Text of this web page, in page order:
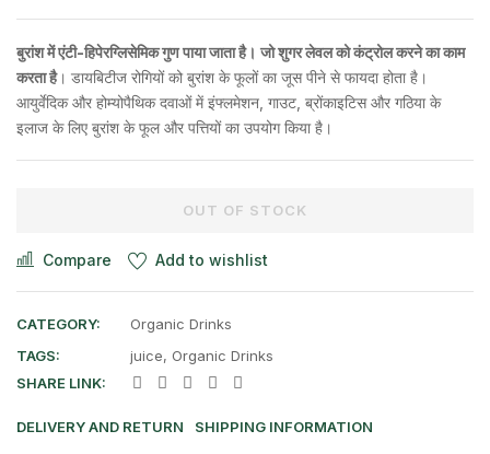
बुरांश में एंटी-हिपेरग्लिसेमिक गुण पाया जाता है। जो शुगर लेवल को कंट्रोल करने का काम
करता है। डायबिटीज रोगियों को बुरांश के फूलों का जूस पीने से फायदा होता है।
आयुर्वेदिक और होम्योपैथिक दवाओं में इंफ्लमेशन, गाउट, ब्रोंकाइटिस और गठिया के
इलाज के लिए बुरांश के फूल और पत्तियों का उपयोग किया है।
OUT OF STOCK
Compare Add to wishlist
CATEGORY:
Organic Drinks
TAGS:
juice, Organic Drinks
SHARE LINK:
DELIVERY AND RETURN SHIPPING INFORMATION